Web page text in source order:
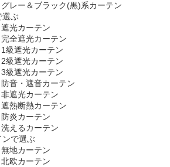
グレー＆ブラック(黒)系カーテン
選ぶ
遮光カーテン
完全遮光カーテン
1級遮光カーテン
2級遮光カーテン
3級遮光カーテン
防音・遮音カーテン
非遮光カーテン
遮熱断熱カーテン
防炎カーテン
洗えるカーテン
ンで選ぶ
無地カーテン
北欧カーテン